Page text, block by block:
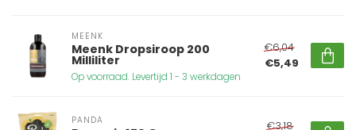
MEENK
Meenk Dropsiroop 200
Milliliter
Op voorraad. Levertijd 1 - 3 werkdagen
€6,04
€5,49
PANDA
€3,18